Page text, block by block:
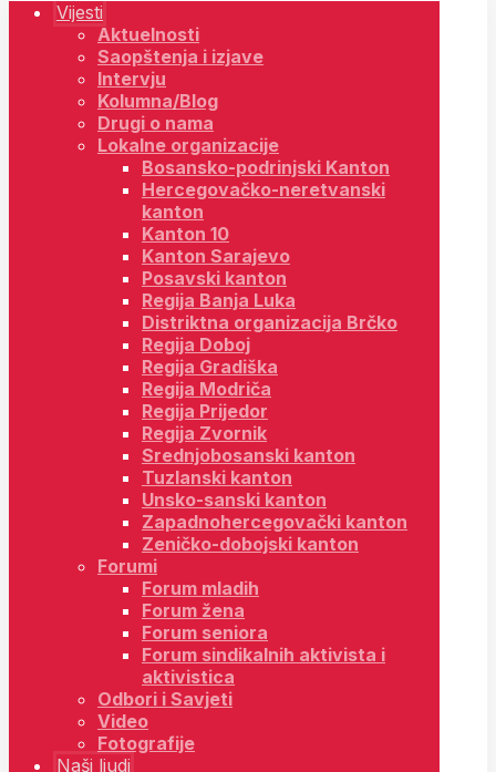
Vijesti
Aktuelnosti
Saopštenja i izjave
Intervju
Kolumna/Blog
Drugi o nama
Lokalne organizacije
Bosansko-podrinjski Kanton
Hercegovačko-neretvanski
kanton
Kanton 10
Kanton Sarajevo
Posavski kanton
Regija Banja Luka
Distriktna organizacija Brčko
Regija Doboj
Regija Gradiška
Regija Modriča
Regija Prijedor
Regija Zvornik
Srednjobosanski kanton
Tuzlanski kanton
Unsko-sanski kanton
Zapadnohercegovački kanton
Zeničko-dobojski kanton
Forumi
Forum mladih
Forum žena
Forum seniora
Forum sindikalnih aktivista i
aktivistica
Odbori i Savjeti
Video
Fotografije
Naši ljudi